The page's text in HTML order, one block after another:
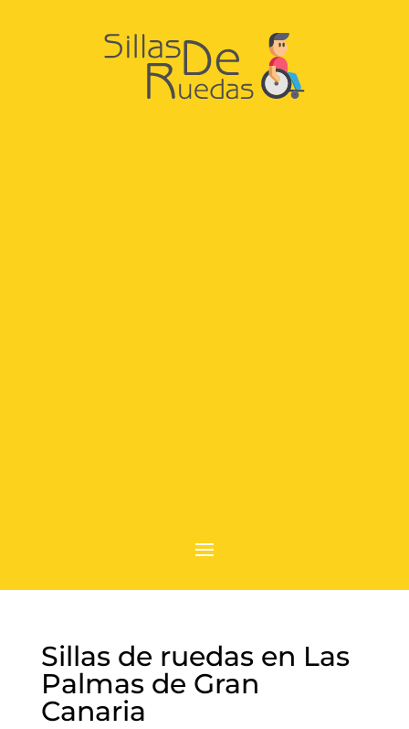
Sillas de ruedas en Las
Palmas de Gran
Canaria